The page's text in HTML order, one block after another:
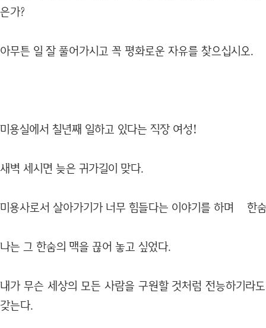
은가?
아무튼 일 잘 풀어가시고 꼭 평화로운 자유를 찾으십시오.
미용실에서 칠년째 일하고 있다는 직장 여성!
새벽 세시면 늦은 귀가길이 맞다.
미용사로서 살아가기가 너무 힘들다는 이야기를 하며 한
나는 그 한숨의 맥을 끊어 놓고 싶었다.
내가 무슨 세상의 모든 사람을 구원할 것처럼 전능하기라
갖는다.